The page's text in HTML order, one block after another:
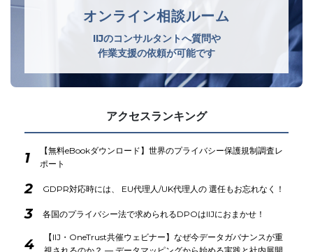
オンライン相談ルーム
IIJのコンサルタントへ質問や
作業支援の依頼が可能です
アクセスランキング
1
【無料eBookダウンロード】世界のプライバシー保護規制調査レ
ポート
2 GDPR対応時には、 EU代理人/UK代理人の 選任もお忘れなく！
3 各国のプライバシー法で求められるDPOはIIJにおまかせ！
4
【IIJ・OneTrust共催ウェビナー】なぜ今データガバナンスが重